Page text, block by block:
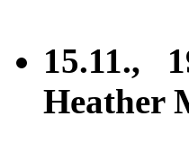
15.11.,
Heather